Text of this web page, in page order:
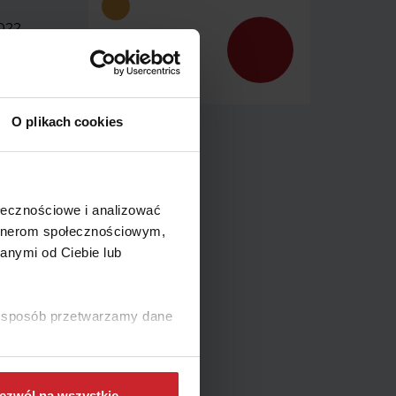
O plikach cookies
i analizować
społecznościowym,
od Ciebie lub
przetwarzamy dane